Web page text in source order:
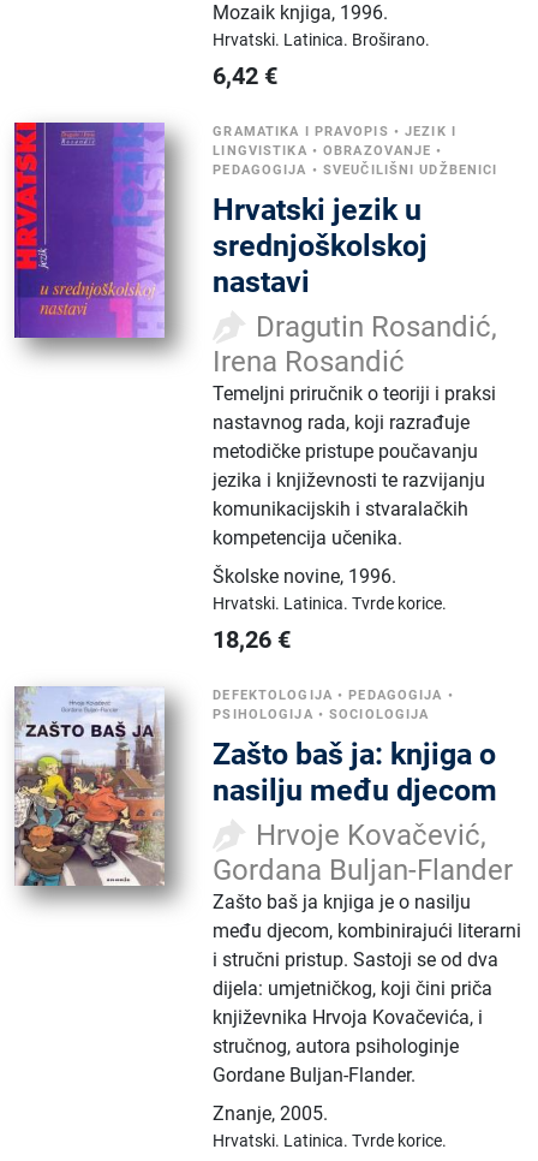
Mozaik knjiga, 1996.
Hrvatski. Latinica. Broširano.
6,42 €
GRAMATIKA I PRAVOPIS •JEZIK I
LINGVISTIKA •OBRAZOVANJE •
PEDAGOGIJA • SVEUČILIŠNI UDŽBENICI
Hrvatski jezik u
srednjoškolskoj
nastavi
Dragutin Rosandić,
Irena Rosandić
Temeljni priručnik o teoriji i praksi
nastavnog rada, koji razrađuje
metodičke pristupe poučavanju
jezika i književnosti te razvijanju
komunikacijskih i stvaralačkih
kompetencija učenika.
Školske novine, 1996.
Hrvatski. Latinica.Tvrde korice.
18,26 €
DEFEKTOLOGIJA • PEDAGOGIJA •
PSIHOLOGIJA •SOCIOLOGIJA
Zašto baš ja: knjiga o
nasilju među djecom
Hrvoje Kovačević,
Gordana Buljan-Flander
Zašto baš ja knjiga je o nasilju
među djecom, kombinirajući literarni
i stručni pristup. Sastoji se od dva
dijela: umjetničkog, koji čini priča
književnika Hrvoja Kovačevića, i
stručnog, autora psihologinje
Gordane Buljan-Flander.
Znanje,2005.
Hrvatski. Latinica.Tvrde korice.